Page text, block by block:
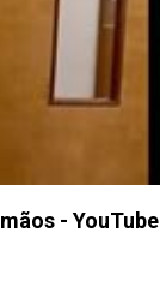
- YouTube